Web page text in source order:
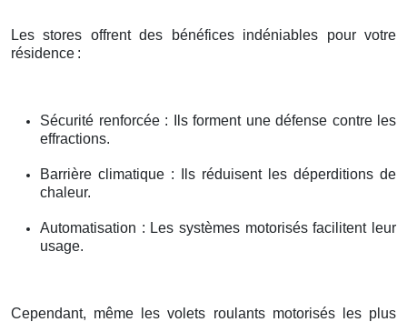
Les stores offrent des bénéfices indéniables pour votre
résidence :
Sécurité renforcée : Ils forment une défense contre les
effractions.
Barrière climatique : Ils réduisent les déperditions de
chaleur.
Automatisation : Les systèmes motorisés facilitent leur
usage.
Cependant, même les volets roulants motorisés les plus